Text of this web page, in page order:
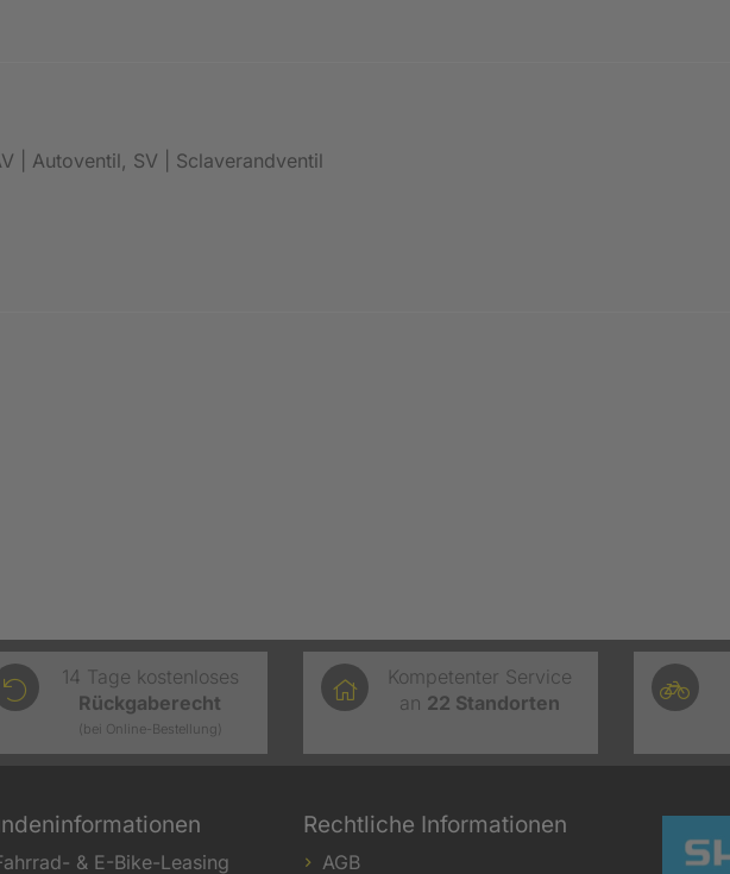
| Autoventil, SV | Sclaverandventil
14 Tage kostenloses
Rückgaberecht
(bei Online-Bestellung)
Kompetenter Service
an 22 Standorten
& E-Bike-Leasing
Rechtliche Informationen
AGB